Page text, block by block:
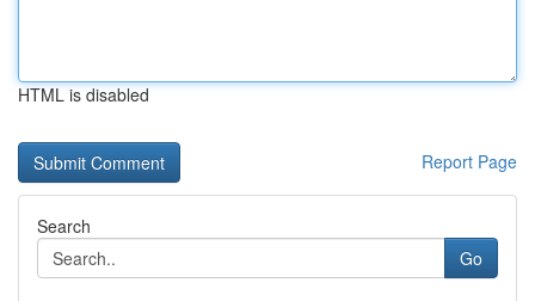
HTML is disabled
Report Page
Search
Go